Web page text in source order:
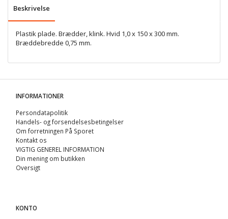
Beskrivelse
Plastik plade. Brædder, klink. Hvid 1,0 x 150 x 300 mm.
Bræddebredde 0,75 mm.
INFORMATIONER
Persondatapolitik
Handels- og forsendelsesbetingelser
Om forretningen På Sporet
Kontakt os
VIGTIG GENEREL INFORMATION
Din mening om butikken
Oversigt
KONTO